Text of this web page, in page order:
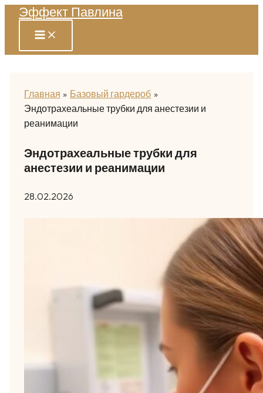
Перейти
содержимому
Эффект Павлина
Главная
Базовый гардероб
Эндотрахеальные трубки для анестезии и
реанимации
Эндотрахеальные трубки для
анестезии и реанимации
28.02.2026